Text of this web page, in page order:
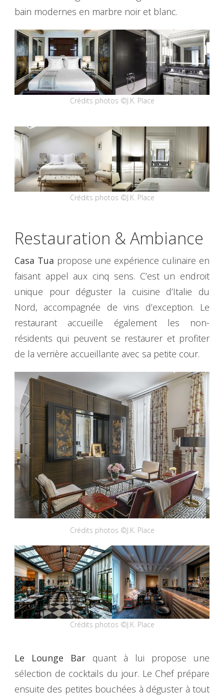
bain modernes en marbre noir et blanc.
Crédits photos ©J.K. Place
Crédits photos ©J.K. Place
Restauration & Ambiance
Casa Tua propose une expérience culinaire en
faisant appel aux cinq sens. C’est un endroit
unique pour déguster la cuisine d’Italie du
Nord, accompagnée de vins d’exception. Le
restaurant accueille également les non-
résidents qui peuvent se restaurer et profiter
de la verrière accueillante avec sa petite cour.
Crédits photos ©J.K. Place
Crédits photos ©J.K. Place
Le Lounge Bar quant à lui propose une
sélection de cocktails du jour. Le Chef prépare
ensuite des petites bouchées à déguster à tout